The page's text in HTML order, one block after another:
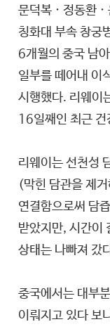
문덕복 · 정동환
칭화대 부속 창궁
6개월의 중국 남
일부를 떼어내 이
시행했다. 리웨이
16일째인 최근 건
리웨이는 선천성
(막힌 담관을 제
연결함으로써 담
받았지만, 시간이
상태는 나빠져 갔
중국에서는 대부
이뤄지고 있다 보